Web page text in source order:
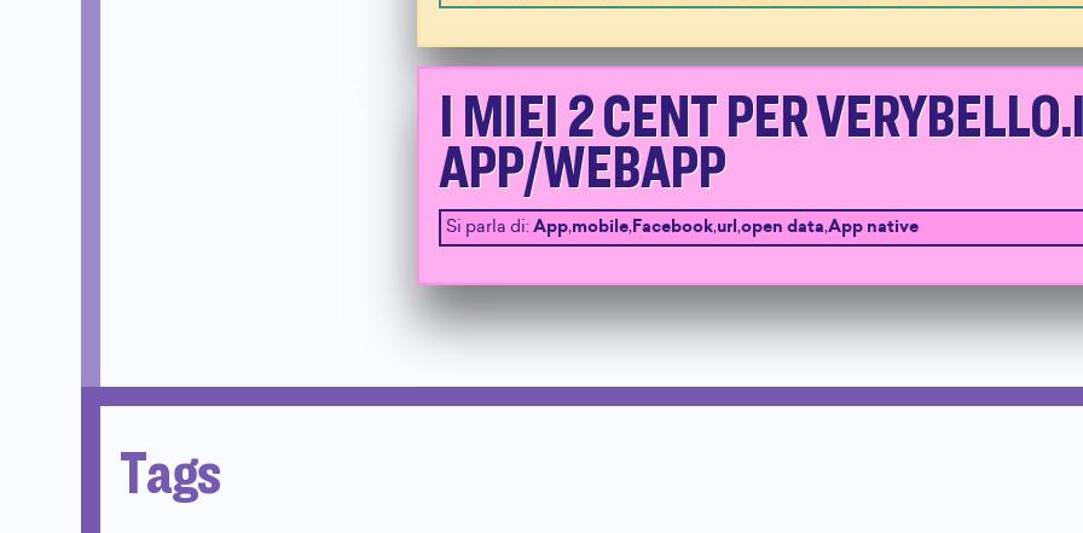
I MIEI 2 CENT PER
APP/WEBAPP
Si parla di:App,mobile, Facebook,url,open data,App native
Tags